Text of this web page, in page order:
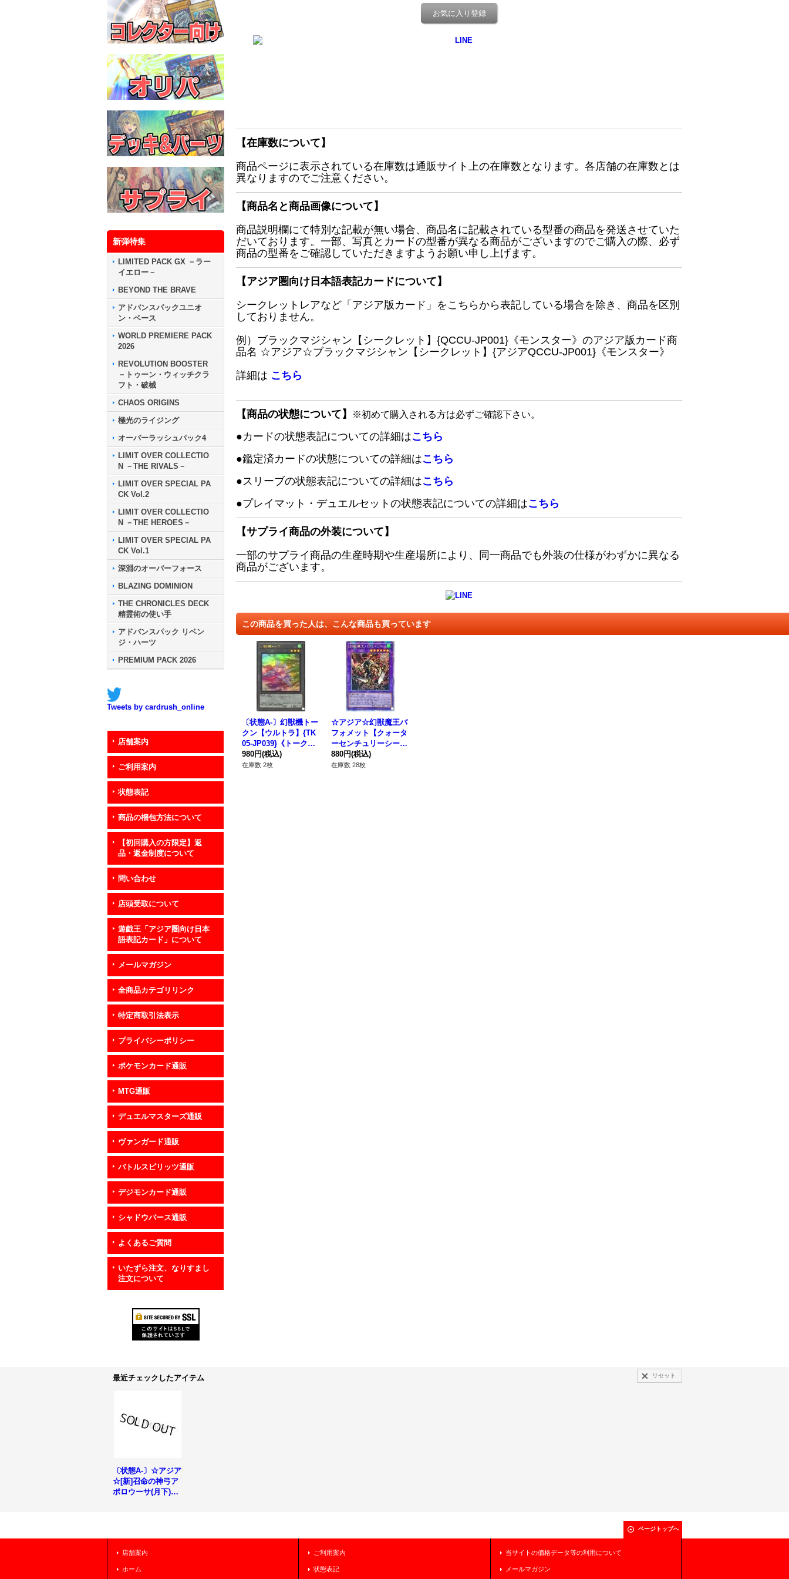
新弾特集
LIMITED PACK GX －ラー
イエロー－
BEYOND THE BRAVE
アドバンスパックユニオ
ン・ベース
WORLD PREMIERE PACK
2026
REVOLUTION BOOSTER
－トゥーン・ウィッチクラ
フト・破械
CHAOS ORIGINS
極光のライジング
オーバーラッシュパック4
LIMIT OVER COLLECTIO
N －THE RIVALS－
LIMIT OVER SPECIAL PA
CK Vol.2
LIMIT OVER COLLECTIO
N －THE HEROES－
LIMIT OVER SPECIAL PA
CK Vol.1
深淵のオーバーフォース
BLAZING DOMINION
THE CHRONICLES DECK
精霊術の使い手
アドバンスパック リベン
ジ・ハーツ
PREMIUM PACK 2026
Tweets by cardrush_online
店舗案内
ご利用案内
状態表記
商品の梱包方法について
【初回購入の方限定】返
品・返金制度について
問い合わせ
店頭受取について
遊戯王「アジア圏向け日本
語表記カード」について
メールマガジン
全商品カテゴリリンク
特定商取引法表示
プライバシーポリシー
ポケモンカード通販
MTG通販
デュエルマスターズ通販
ヴァンガード通販
バトルスピリッツ通販
デジモンカード通販
シャドウバース通販
よくあるご質問
いたずら注文、なりすまし
注文について
お気に入り登録
【在庫数について】
商品ページに表示されている在庫数は通販サイト上の在庫数となります。各店舗の在庫数とは
異なりますのでご注意ください。
【商品名と商品画像について】
商品説明欄にて特別な記載が無い場合、商品名に記載されている型番の商品を発送させていた
だいております。一部、写真とカードの型番が異なる商品がございますのでご購入の際、必ず
商品の型番をご確認していただきますようお願い申し上げます。
【アジア圏向け日本語表記カードについて】
シークレットレアなど「アジア版カード」をこちらから表記している場合を除き、商品を区別
しておりません。
例）ブラックマジシャン【シークレット】{QCCU-JP001}《モンスター》のアジア版カード商
品名 ☆アジア☆ブラックマジシャン【シークレット】{アジアQCCU-JP001}《モンスター》
詳細は こちら
【商品の状態について】 ※初めて購入される方は必ずご確認下さい。
●カードの状態表記についての詳細はこちら
●鑑定済カードの状態についての詳細はこちら
●スリーブの状態表記についての詳細はこちら
●プレイマット・デュエルセットの状態表記についての詳細はこちら
【サプライ商品の外装について】
一部のサプライ商品の生産時期や生産場所により、同一商品でも外装の仕様がわずかに異なる
商品がございます。
この商品を買った人は、こんな商品も買っています
〔状態A-〕幻獣機トー
クン【ウルトラ】{TK
05-JP039}《トーク
ン》
980円(税込)
在庫数 2枚
☆アジア☆幻獣魔王バ
フォメット【クォータ
ーセンチュリーシーク
レット】{アジアAGO
V-JP032}《融合》
880円(税込)
在庫数 28枚
最近チェックしたアイテム リセット
〔状態A-〕☆アジア
☆[新]召命の神弓ア
ポロウーサ(月下)
ページトップへ
店舗案内
ホーム
ご利用案内
状態表記
当サイトの価格データ等の利用について
メールマガジン